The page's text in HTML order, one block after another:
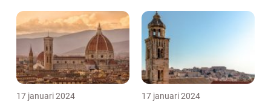
17 januari 2024 17 januari 2024